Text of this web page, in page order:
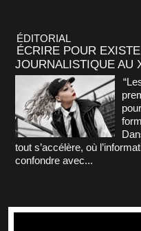
ÉDITORIAL
ÉCRIRE POUR
JOURNALISTIQUE AU
tout s’accélère, où
confondre avec...